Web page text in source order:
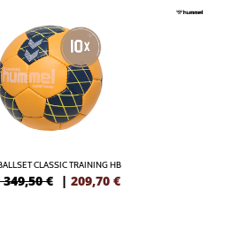
CLASSIC TRAINING HB
€ | 209,70 €